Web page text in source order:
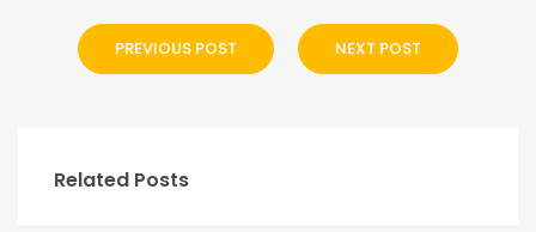
PREVIOUS POST NEXT POST
Related Posts